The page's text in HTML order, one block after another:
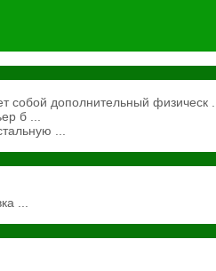
дополнительный физическ ...
б ...
...
...